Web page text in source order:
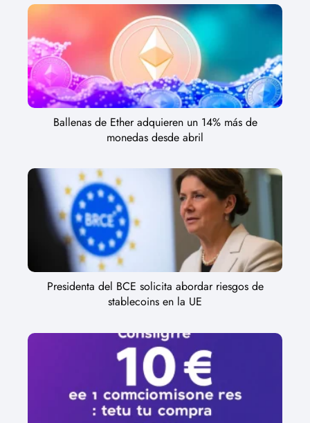
Ballenas de Ether adquieren un 14% más de
monedas desde abril
Presidenta del BCE solicita abordar riesgos de
stablecoins en la UE